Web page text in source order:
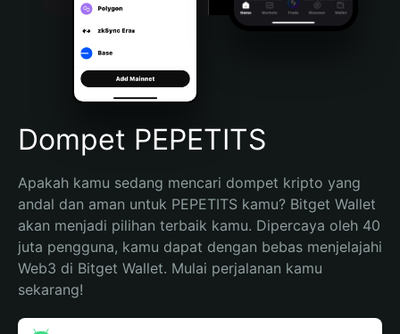
Português (Brasil)
Español (Argentina)
Dompet PEPETITS
Apakah kamu sedang mencari dompet kripto yang
andal dan aman untuk PEPETITS kamu? Bitget Wallet
akan menjadi pilihan terbaik kamu. Dipercaya oleh 40
juta pengguna, kamu dapat dengan bebas menjelajahi
Web3 di Bitget Wallet. Mulai perjalanan kamu
sekarang!